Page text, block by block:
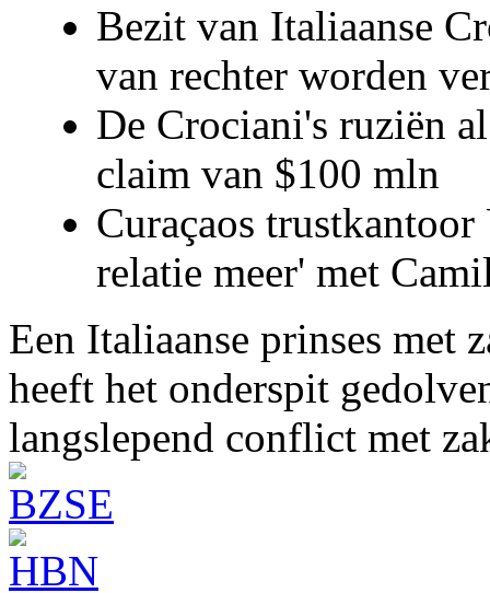
Bezit van Italiaanse
van rechter worden
De Crociani's ruziën
claim van $100 mln
Curaçaos
relatie meer' met
Een Italiaanse prinses met
heeft het onderspit
langslepend conflict met